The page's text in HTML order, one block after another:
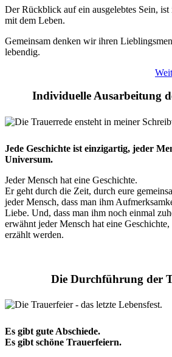
Der Rückblick auf ein ausgelebtes Sein,
mit dem Leben.
Gemeinsam denken wir ihren
lebendig.
Individuelle Ausarbeitung
Jede Geschichte ist einzigartig, jeder
Universum.
Jeder Mensch hat eine Geschichte.
Er geht durch die Zeit, durch eure
jeder Mensch, dass man ihm
Liebe. Und, dass man ihm noch einmal
erwähnt jeder Mensch hat eine
erzählt werden.
Die Durchführung der
Es gibt gute Abschiede.
Es gibt schöne Trauerfeiern.